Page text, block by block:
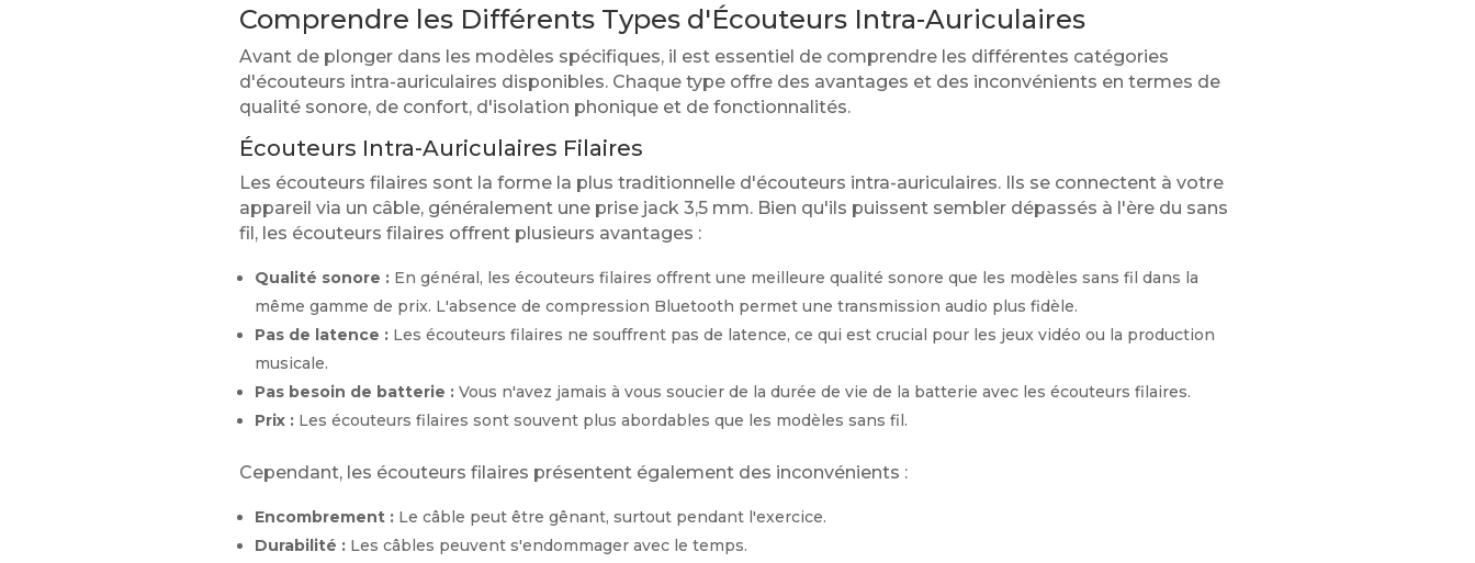
Comprendre les Différents Types d'Écouteurs Intra-Auriculaires
Avant de plonger dans les modèles spécifiques, il est essentiel de comprendre les différentes catégories
d'écouteurs intra-auriculaires disponibles. Chaque type offre des avantages et des inconvénients en termes de
qualité sonore, de confort, d'isolation phonique et de fonctionnalités.
Écouteurs Intra-Auriculaires Filaires
Les écouteurs filaires sont la forme la plus traditionnelle d'écouteurs intra-auriculaires. Ils se connectent à votre
appareil via un câble, généralement une prise jack 3,5 mm. Bien qu'ils puissent sembler dépassés à l'ère du sans
fil, les écouteurs filaires offrent plusieurs avantages :
Qualité sonore : En général, les écouteurs filaires offrent une meilleure qualité sonore que les modèles sans fil dans la
même gamme de prix. L'absence de compression Bluetooth permet une transmission audio plus fidèle.
Pas de latence : Les écouteurs filaires ne souffrent pas de latence, ce qui est crucial pour les jeux vidéo ou la production
musicale.
Pas besoin de batterie : Vous n'avez jamais à vous soucier de la durée de vie de la batterie avec les écouteurs filaires.
Prix : Les écouteurs filaires sont souvent plus abordables que les modèles sans fil.
Cependant, les écouteurs filaires présentent également des inconvénients :
Encombrement : Le câble peut être gênant, surtout pendant l'exercice.
Durabilité : Les câbles peuvent s'endommager avec le temps.